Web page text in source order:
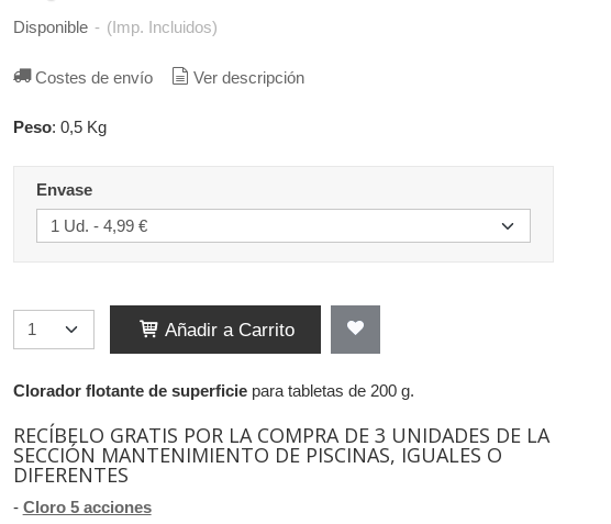
Disponible - (Imp. Incluidos)
Costes de envío Ver descripción
Peso: 0,5 Kg
Envase
Añadir a Carrito
Clorador flotante de superficiepara tabletas de 200 g.
RECÍBELO GRATIS POR LA COMPRA DE 3 UNIDADES DE LA
SECCIÓN MANTENIMIENTO DE PISCINAS, IGUALES O
DIFERENTES
- Cloro 5 acciones